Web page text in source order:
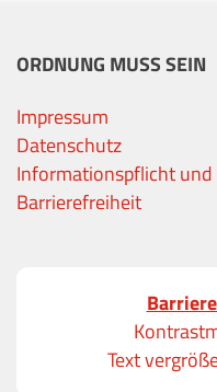
ORDNUNG MUSS SEIN
Impressum
Datenschutz
Informationspflicht
Barrierefreiheit
Text